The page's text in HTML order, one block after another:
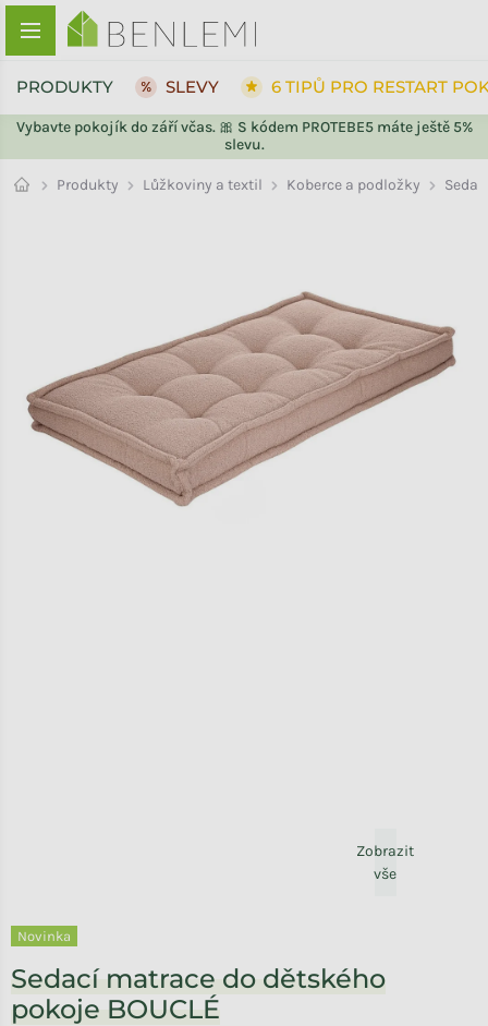
Přejít na obsah
Vybavte pokojík do září včas. 🎀 S kódem PROTEBE5 máte ještě 5%
slevu.
PRODUKTY SLEVY 6 TIPŮ PRO RESTART
Produkty Lůžkoviny a textil Koberce a podložky
Zobrazit
vše
Novinka
Sedací matrace do dětského
pokoje BOUCLÉ
ZPĚT DO OBCHODU
ZPĚT DO OBCHODU